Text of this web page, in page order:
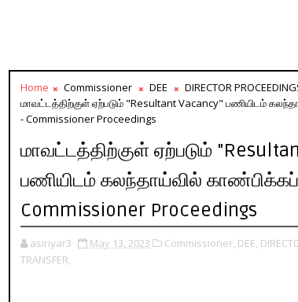
Home Commissioner DEE DIRECTOR
மாவட்டத்திற்குள் ஏற்படும் "Resultant Vacancy" பணியிடம்
- Commissioner Proceedings
மாவட்டத்திற்குள் ஏற்படும்
பணியிடம் கலந்தாய்வில்
Commissioner Proceedings
asiriyar3 May 13, 2023 Commissioner, DEE,
TRANSFER,